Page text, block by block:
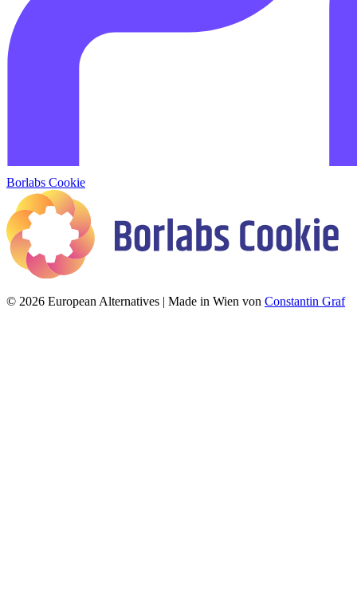
Borlabs Cookie
© 2026 European Alternatives | Made in Wien von Constantin Graf